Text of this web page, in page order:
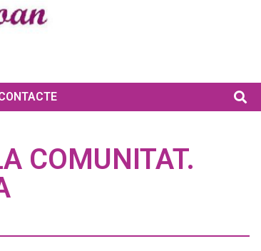
COMUNITAT.